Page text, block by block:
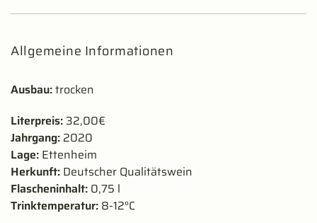
Allgemeine Informationen
Ausbau:trocken
Literpreis: 32,00€
Jahrgang: 2020
Lage: Ettenheim
Herkunft: Deutscher Qualitätswein
Flascheninhalt: 0,75 l
Trinktemperatur: 8-12°C